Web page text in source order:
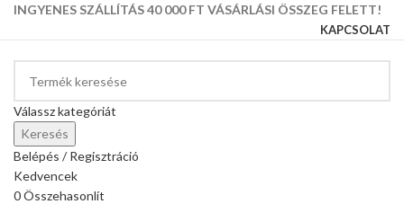
INGYENES SZÁLLÍTÁS 40 000 FT VÁSÁRLÁSI ÖSSZEG FELETT!
KAPCSOLAT
Válassz kategóriát
Keresés
Belépés / Regisztráció
Kedvencek
0Összehasonlít